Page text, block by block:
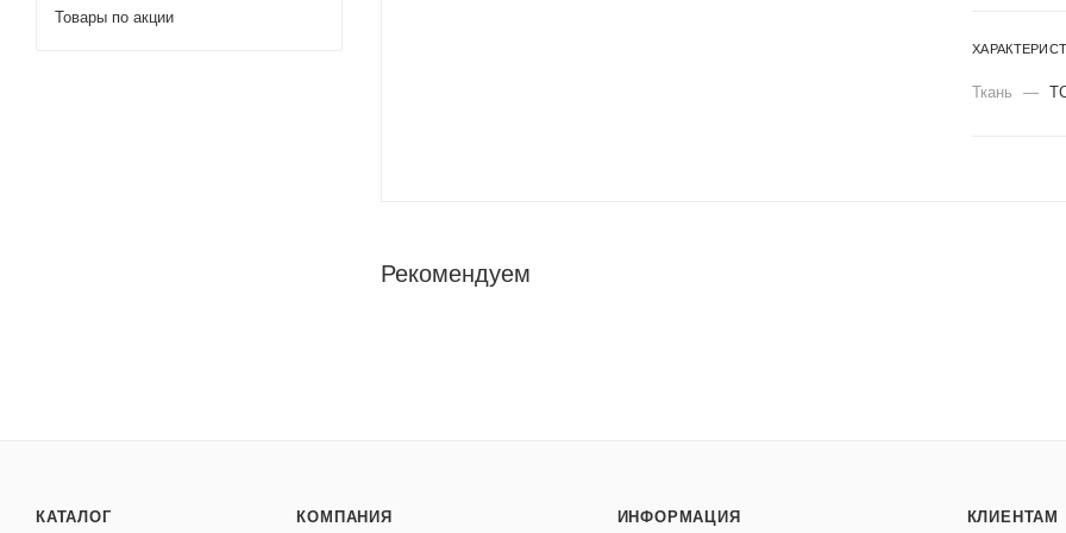
Ткань —
Рекомендуем
Товары по акции
КАТАЛОГ КОМПАНИЯ ИНФОРМАЦИЯ КЛИЕНТАМ